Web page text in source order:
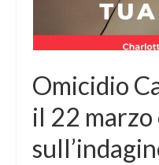
Omicidio
il 22